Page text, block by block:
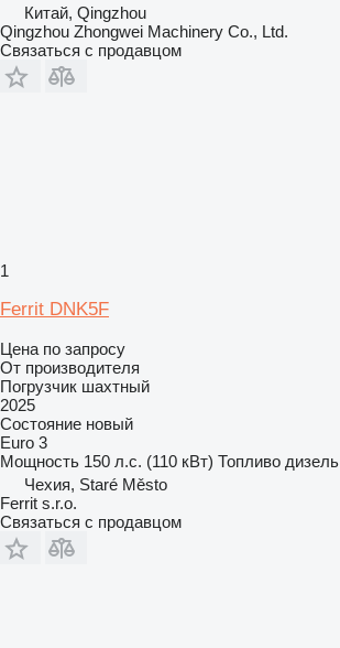
Китай, Qingzhou
Qingzhou Zhongwei Machinery Co., Ltd.
Связаться с продавцом
1
Ferrit DNK5F
Цена по запросу
От производителя
Погрузчик шахтный
2025
Состояние новый
Euro 3
Мощность 150 л.с. (110 кВт) Топливо дизель
Чехия, Staré Město
Ferrit s.r.o.
Связаться с продавцом